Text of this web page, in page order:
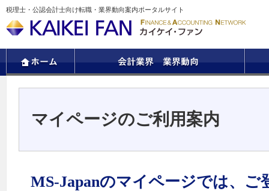
税理士・公認会計士向け転職・業界動向案内ポータルサイト
マイページのご利用案内
MS-Japanのマイページでは、ご